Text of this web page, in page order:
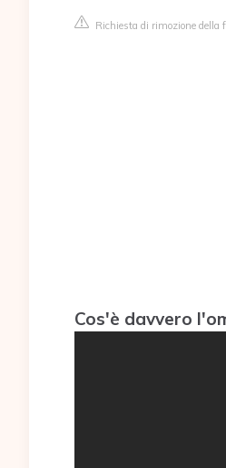
Richiesta di rimozione della
Cos'è davvero